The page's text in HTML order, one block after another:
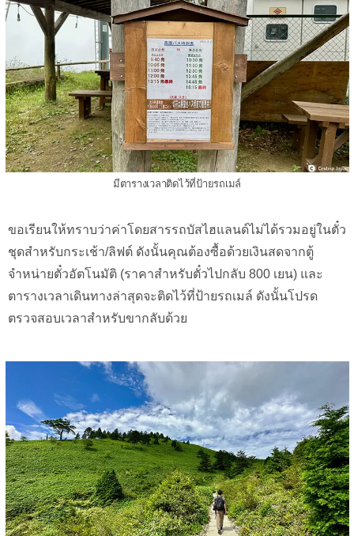
มีตารางเวลาติดไว้ที่ป้ายรถเมล์
ขอเรียนให้ทราบว่าค่าโดยสารรถบัสไฮแลนด์ไม่ได้รวมอยู่ในตั๋ว
ชุดสำหรับกระเช้า/ลิฟต์ ดังนั้นคุณต้องซื้อด้วยเงินสดจากตู้
จำหน่ายตั๋วอัตโนมัติ (ราคาสำหรับตั๋วไปกลับ 800 เยน) และ
ตารางเวลาเดินทางล่าสุดจะติดไว้ที่ป้ายรถเมล์ ดังนั้นโปรด
ตรวจสอบเวลาสำหรับขากลับด้วย